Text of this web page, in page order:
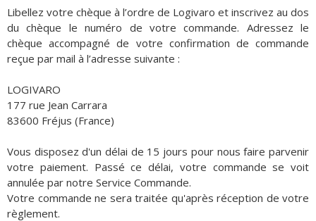
Libellez votre chèque à l’ordre de Logivaro et inscrivez au dos
du chèque le numéro de votre commande. Adressez le
chèque accompagné de votre confirmation de commande
reçue par mail à l’adresse suivante :
LOGIVARO
177 rue Jean Carrara
83600 Fréjus (France)
Vous disposez d'un délai de 15 jours pour nous faire parvenir
votre paiement. Passé ce délai, votre commande se voit
annulée par notre Service Commande.
Votre commande ne sera traitée qu'après réception de votre
règlement.